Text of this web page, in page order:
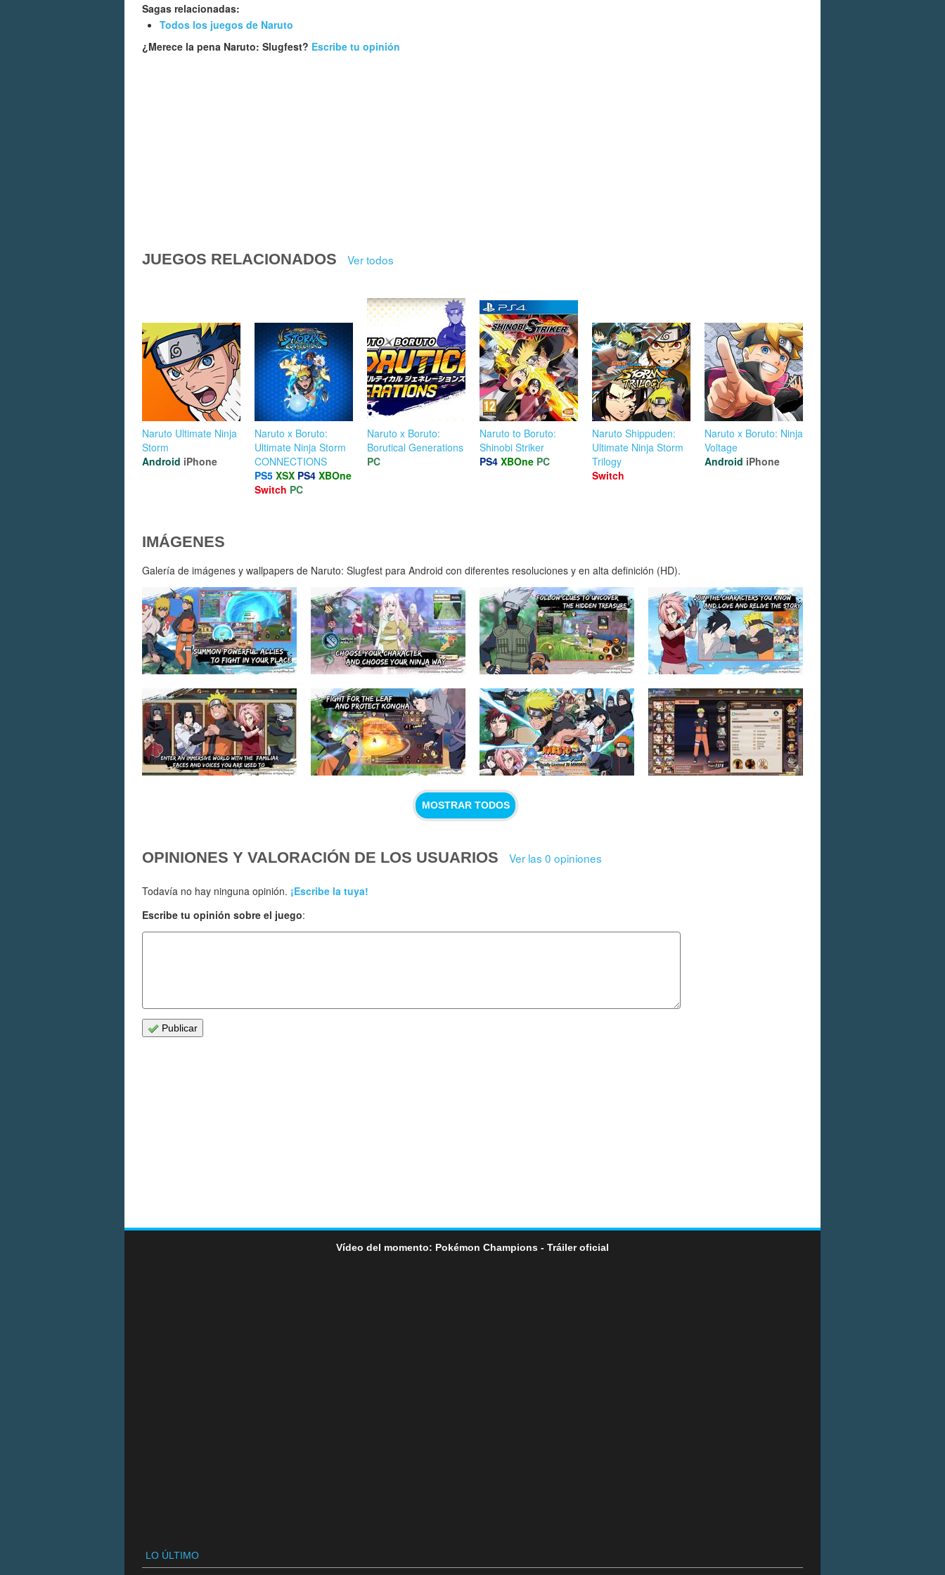
Sagas relacionadas:
Todos los juegos de Naruto
¿Merece la pena Naruto: Slugfest? Escribe tu opinión
JUEGOS RELACIONADOS Ver todos
Naruto Ultimate Ninja
Storm
Android iPhone
Naruto x Boruto:
Ultimate Ninja Storm
CONNECTIONS
PS5 XSX PS4 XBOne
Switch PC
Naruto x Boruto:
Borutical Generations
PC
Naruto to Boruto:
Shinobi Striker
PS4 XBOne PC
Naruto Shippuden:
Ultimate Ninja Storm
Trilogy
Switch
Naruto x Boruto: Ninja
Voltage
Android iPhone
IMÁGENES
Galería de imágenes y wallpapers de Naruto: Slugfest para Android con diferentes resoluciones y en alta definición (HD).
MOSTRAR TODOS
OPINIONES Y VALORACIÓN DE LOS USUARIOS Ver las 0 opiniones
Todavía no hay ninguna opinión. ¡Escribe la tuya!
Escribe tu opinión sobre el juego:
Publicar
Vídeo del momento: Pokémon Champions - Tráiler oficial
LO ÚLTIMO